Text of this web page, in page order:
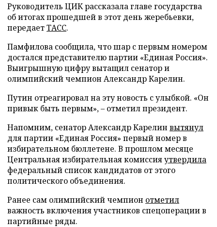
Руководитель ЦИК рассказала главе государства
об итогах прошедшей в этот день жеребьевки,
передаетТАСС.
Памфилова сообщила, что шар с первым номером
достался представителю партии «Единая Россия».
Выигрышную цифру вытащил сенатор и
олимпийский чемпион Александр Карелин.
Путин отреагировал на эту новость с улыбкой. «Он
привык быть первым», – отметил президент.
Напомним, сенатор Александр Карелин вытянул
для партии «Единая Россия» первый номер в
избирательном бюллетене. В прошлом месяце
Центральная избирательная комиссияутвердила
федеральный список кандидатов от этого
политического объединения.
Ранее сам олимпийский чемпион отметил
важность включения участников спецоперации в
партийные ряды.